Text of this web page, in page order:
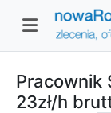
Pracownik
23zł/h